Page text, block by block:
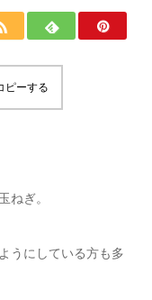
ピーする
ねぎ。
うにしている方も多